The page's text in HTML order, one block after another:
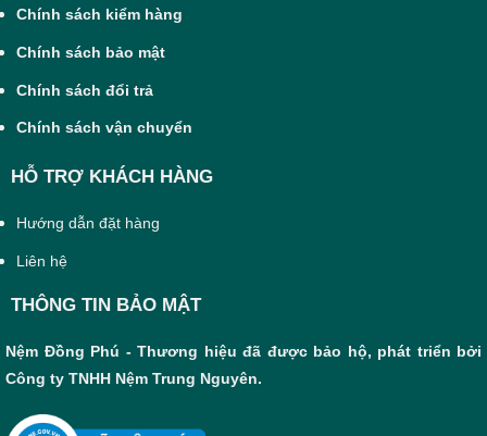
Chính sách kiểm hàng
Chính sách bảo mật
Chính sách đổi trả
Chính sách vận chuyển
HỖ TRỢ KHÁCH HÀNG
Hướng dẫn đặt hàng
Liên hệ
THÔNG TIN BẢO MẬT
Nệm Đồng Phú - Thương hiệu đã được bảo hộ, phát triển bởi
Công ty TNHH Nệm Trung Nguyên.